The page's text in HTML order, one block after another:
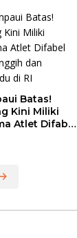
Pemalang
Batas!
Kini Miliki
Atlet Difabel